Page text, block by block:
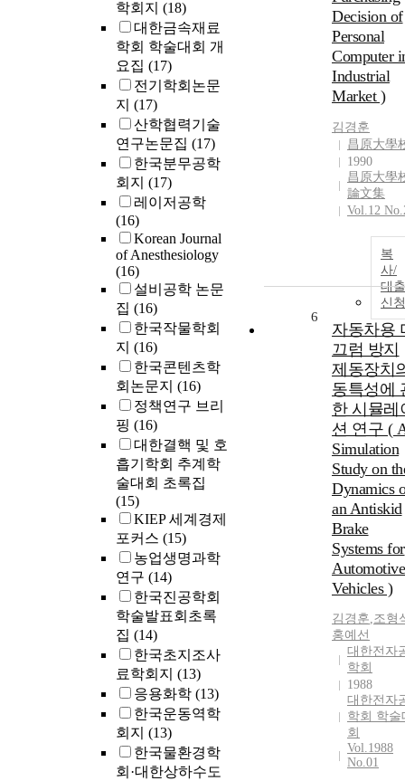
학회지 (18)
대한금속재료
학회 학술대회 개
요집 (17)
전기학회논문
지 (17)
산학협력기술
연구논문집 (17)
한국분무공학
회지 (17)
레이저공학
(16)
Korean Journal
of Anesthesiology
(16)
설비공학 논문
집 (16)
한국작물학회
지 (16)
한국콘텐츠학
회논문지 (16)
정책연구 브리
핑 (16)
대한결핵 및 호
흡기학회 추계학
술대회 초록집
(15)
KIEP 세계경제
포커스 (15)
농업생명과학
연구 (14)
한국진공학회
학술발표회초록
집 (14)
한국초지조사
료학회지 (13)
응용화학 (13)
한국운동역학
회지 (13)
한국물환경학
회·대한상하수도
Decision of
Personal
Computer
Industrial
Market )
김경훈
昌原大學
1990
昌原大學
論文集
Vol.12
복
사/
대출
신청
6
자동차용
끄럼 방지
제동장치
동특성에
한 시뮬레
션 연구 (
Simulation
Study on
Dynamics
an Antiskid
Brake
Systems for
Automotive
Vehicles )
김경훈,조형
홍예선
대한전자
학회
1988
대한전자
학회 학술
회
Vol.1988
No.01